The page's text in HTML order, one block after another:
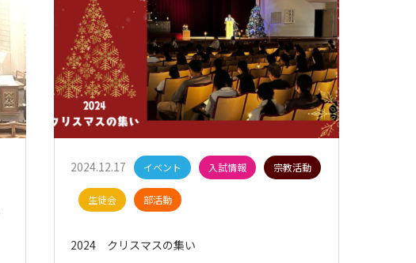
2024.12.17 イベント 入試情報 宗教活動
生徒会 部活動
2024 クリスマスの集い